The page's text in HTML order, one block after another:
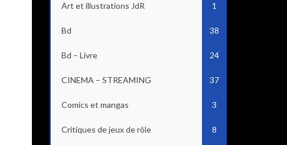
Art et illustrations JdR 1
Bd 38
Bd – Livre 24
CINEMA – STREAMING 37
Comics et mangas 3
Critiques de jeux de rôle 8